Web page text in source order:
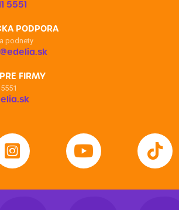
5551
PODPORA
podnety
FIRMY